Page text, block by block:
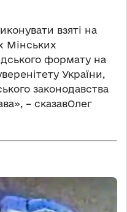
взяті на
Мінських
формату на
України,
законодавства
– сказавОлег